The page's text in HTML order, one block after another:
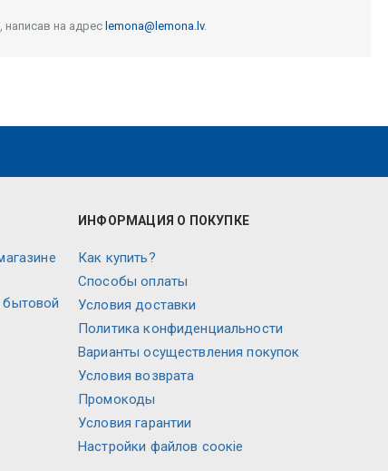
на адрес lemona@lemona.lv.
бытовой
ИНФОРМАЦИЯ О ПОКУПКЕ
Как купить?
Способы оплаты
Условия доставки
Политика конфиденциальности
Варианты осуществления покупок
Условия возврата
Промокоды
Условия гарантии
Настройки файлов соокіе